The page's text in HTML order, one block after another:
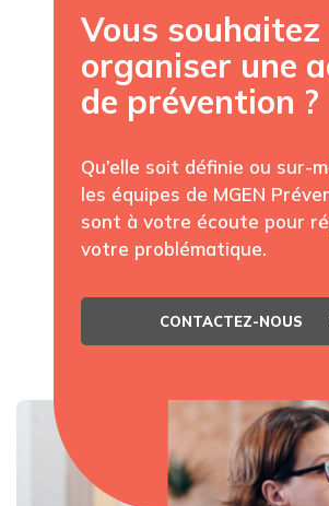
Vous souhaitez
organiser une
de prévention ?
Qu’elle soit définie ou sur-
les équipes de MGEN
sont à votre écoute pour
votre problématique.
CONTACTEZ-NOUS